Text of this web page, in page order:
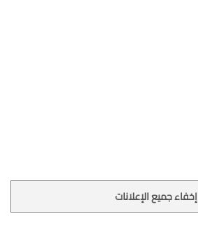
إخفاء جميع الإعلانات